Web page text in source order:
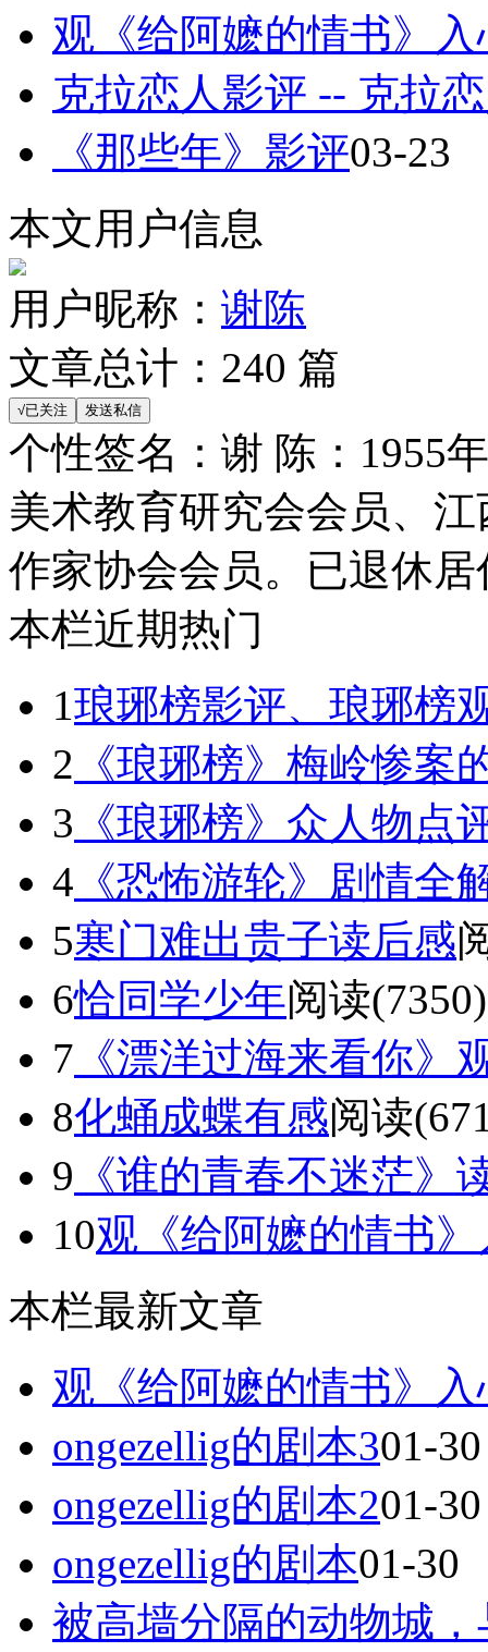
观《给阿嬷的情书》入
克拉恋人影评 -- 克拉
《那些年》影评03-23
本文用户信息
用户昵称： 谢陈
文章总计： 240 篇
个性签名： 谢 陈：1955
美术教育研究会会员、
作家协会会员。已退休
本栏近期热门
1琅琊榜影评、琅琊榜
2 《琅琊榜》梅岭惨案
3 《琅琊榜》众人物点
4 《恐怖游轮》剧情全
5寒门难出贵子读后感
6恰同学少年阅读(7350)
7 《漂洋过海来看你》
8化蛹成蝶有感阅读
9 《谁的青春不迷茫》
10观《给阿嬷的情书
本栏最新文章
观《给阿嬷的情书》入
ongezellig的剧本301-30
ongezellig的剧本201-30
ongezellig的剧本01-30
被高墙分隔的动物城